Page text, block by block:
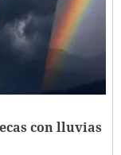
con lluvias